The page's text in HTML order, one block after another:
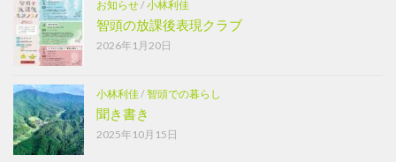
お知らせ/小林利佳
智頭の放課後表現クラブ
2026年1月20日
小林利佳/智頭での暮らし
聞き書き
2025年10月15日